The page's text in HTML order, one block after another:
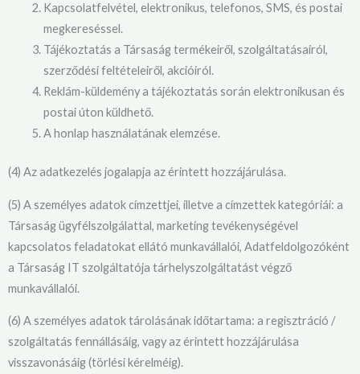
Kapcsolatfelvétel, elektronikus, telefonos, SMS, és postai
megkereséssel.
Tájékoztatás a Társaság termékeiről, szolgáltatásairól,
szerződési feltételeiről, akcióiról.
Reklám-küldemény a tájékoztatás során elektronikusan és
postai úton küldhető.
A honlap használatának elemzése.
(4) Az adatkezelés jogalapja az érintett hozzájárulása.
(5) A személyes adatok címzettjei, illetve a címzettek kategóriái: a
Társaság ügyfélszolgálattal, marketing tevékenységével
kapcsolatos feladatokat ellátó munkavállalói, Adatfeldolgozóként
a Társaság IT szolgáltatója tárhelyszolgáltatást végző
munkavállalói.
(6) A személyes adatok tárolásának időtartama: a regisztráció /
szolgáltatás fennállásáig, vagy az érintett hozzájárulása
visszavonásáig (törlési kérelméig).